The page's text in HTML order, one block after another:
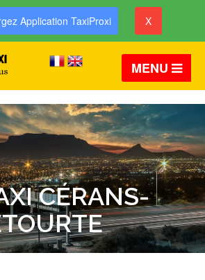
Application TaxiProxi X
MENU
CÉRANS-